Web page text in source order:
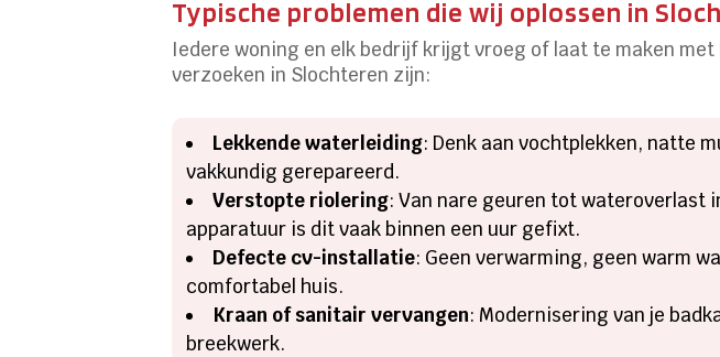
Typische problemen die wij oplossen in
Iedere woning en elk bedrijf krijgt vroeg of laat te maken
verzoeken in Slochteren zijn:
Lekkende waterleiding: Denk aan vochtplekken, natte
vakkundig gerepareerd.
Verstopte riolering: Van nare geuren tot wateroverlast
apparatuur is dit vaak binnen een uur gefixt.
Defecte cv-installatie: Geen verwarming, geen warm
comfortabel huis.
Kraan of sanitair vervangen: Modernisering van je
breekwerk.